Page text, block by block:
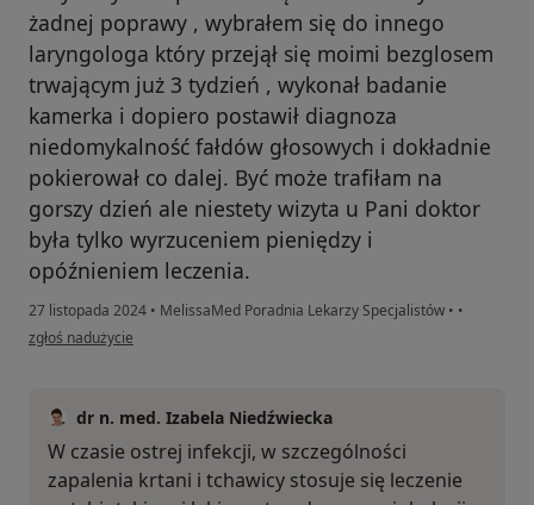
żadnej poprawy , wybrałem się do innego
laryngologa który przejął się moimi bezglosem
trwającym już 3 tydzień , wykonał badanie
kamerka i dopiero postawił diagnoza
niedomykalność fałdów głosowych i dokładnie
pokierował co dalej. Być może trafiłam na
gorszy dzień ale niestety wizyta u Pani doktor
była tylko wyrzuceniem pieniędzy i
opóźnieniem leczenia.
27 listopada 2024 • MelissaMed Poradnia Lekarzy Specjalistów • •
w opinii użytkownika Karola
zgłoś nadużycie
dr n. med. Izabela Niedźwiecka
W czasie ostrej infekcji, w szczególności
zapalenia krtani i tchawicy stosuje się leczenie